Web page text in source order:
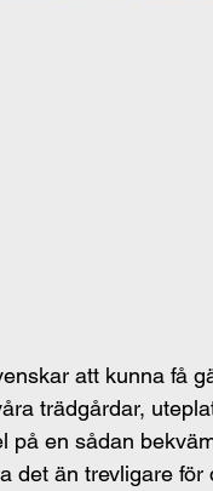
att kunna få
trädgårdar,
på en sådan
det än trevligare för